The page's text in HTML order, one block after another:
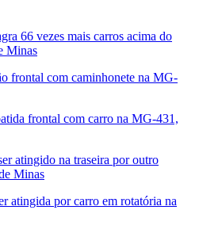
66 vezes mais carros acima do
Minas
frontal com caminhonete na MG-
frontal com carro na MG-431,
atingido na traseira por outro
Minas
atingida por carro em rotatória na